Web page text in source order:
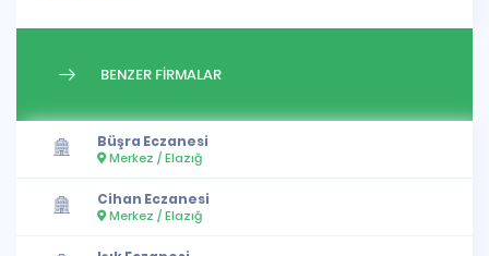
BENZER FİRMALAR
Büşra Eczanesi
Merkez / Elazığ
Cihan Eczanesi
Merkez / Elazığ